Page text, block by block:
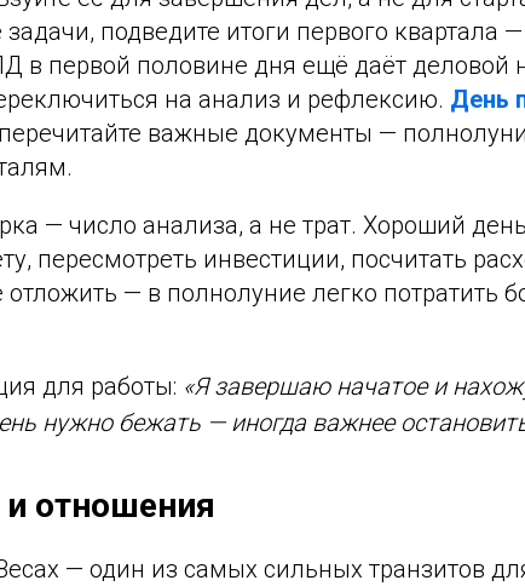
задачи, подведите итоги первого квартала
в первой половине дня ещё даёт деловой
на анализ и рефлексию. День
важные документы —
— число анализа, а не трат. Хороший
пересмотреть инвестиции, посчитать
— в полнолуние легко потратить
для работы: «Я завершаю начатое и
нужно бежать — иногда важнее
отношения
— один из самых сильных транзитов